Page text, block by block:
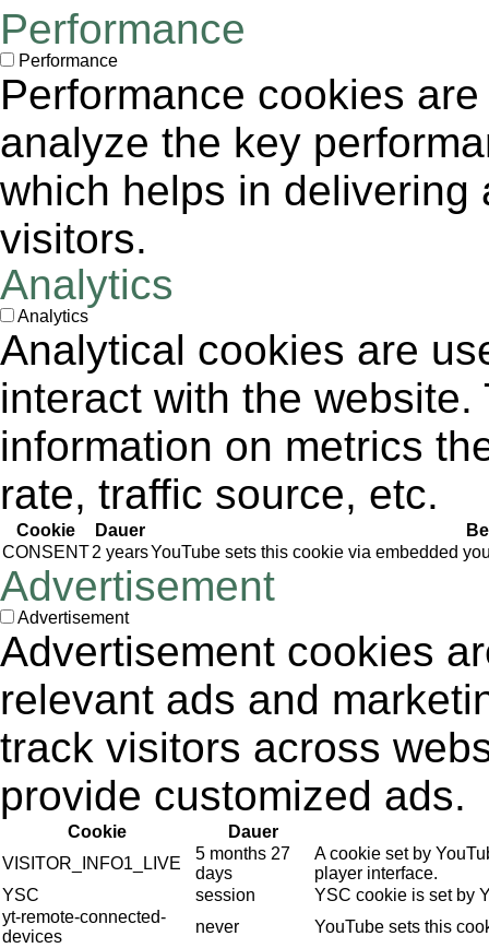
Performance
Performance
Performance cookies
analyze the key
which helps in delivering
visitors.
Analytics
Analytics
Analytical cookies are
interact with the
information on metrics
rate, traffic source, etc.
Cookie Dauer
CONSENT2 yearsYouTube sets this cookie via embedded
Advertisement
Advertisement
Advertisement cookies
relevant ads and
track visitors across
provide customized ads.
Cookie
Dauer
VISITOR_INFO1_LIVE
5 months 27
days
A cookie set by
player interface.
YSC
session
YSC cookie is set by
yt-remote-connected-
devices
never
YouTube sets this